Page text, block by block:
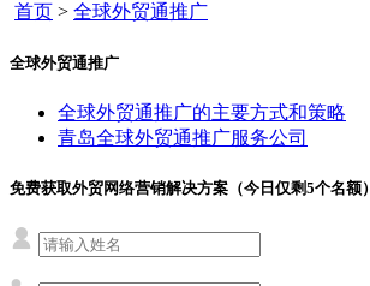
首页 > 全球外贸通推广
全球外贸通推广
全球外贸通推广的主要方式和策略
青岛全球外贸通推广服务公司
免费获取外贸网络营销解决方案（今日仅剩5个名额）